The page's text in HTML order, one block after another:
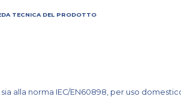
TECNICA DEL PRODOTTO
norma IEC/EN60898, per uso